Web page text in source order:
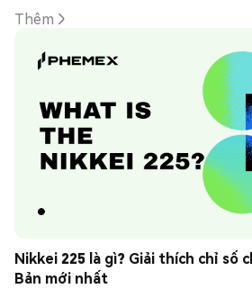
Thêm
Nikkei 225 là gì? Giải thích chỉ số
Bản mới nhất